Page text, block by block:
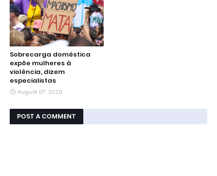
Sobrecarga doméstica
expõe mulheres à
violência, dizem
especialistas
August 07, 2026
POST A COMMENT